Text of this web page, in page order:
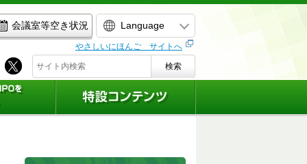
会議室等空き状況 Language
やさしいにほんご サイトへ
検索